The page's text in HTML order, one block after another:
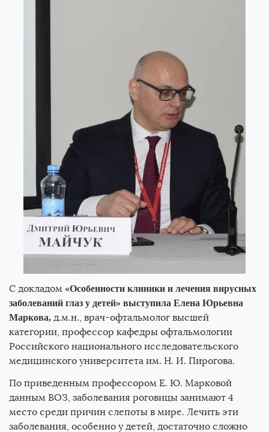
С докладом «Особенности клиники и лечения вирусных
заболеваний глаз у детей» выступила Елена Юрьевна
Маркова, д.м.н., врач-офтальмолог высшей
категории, профессор кафедры офтальмологии
Российского национального исследовательского
медицинского университета им. Н. И. Пирогова.
По приведенным профессором Е. Ю. Марковой
данным ВОЗ, заболевания роговицы занимают 4
место среди причин слепоты в мире. Лечить эти
заболевания, особенно у детей, достаточно сложно